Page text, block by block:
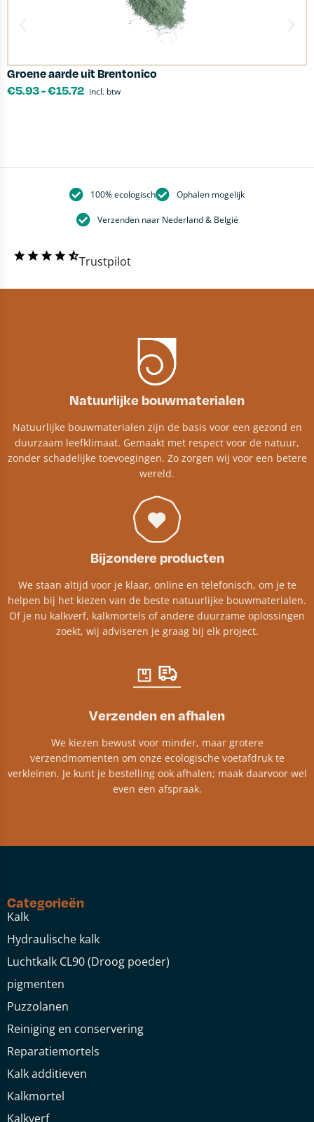
Groene aarde uit Brentonico
€5.93-€15.72 incl. btw
100% ecologisch Ophalen mogelijk
Verzenden naar Nederland & België
Trustpilot
Natuurlijke bouwmaterialen
Natuurlijke bouwmaterialen zijn de basis voor een gezond en
duurzaam leefklimaat. Gemaakt met respect voor de natuur,
zonder schadelijke toevoegingen. Zo zorgen wij voor een betere
wereld.
Bijzondere producten
We staan altijd voor je klaar, online en telefonisch, om je te
helpen bij het kiezen van de beste natuurlijke bouwmaterialen.
Of je nu kalkverf, kalkmortels of andere duurzame oplossingen
zoekt, wij adviseren je graag bij elk project.​
Verzenden en afhalen
We kiezen bewust voor minder, maar grotere
verzendmomenten om onze ecologische voetafdruk te
verkleinen. Je kunt je bestelling ook afhalen; maak daarvoor wel
even een afspraak.
Categorieën
Kalk
Hydraulische kalk
Luchtkalk CL90 (Droog poeder)
pigmenten
Puzzolanen
Reiniging en conservering
Reparatiemortels
Kalk additieven
Kalkmortel
Kalkverf